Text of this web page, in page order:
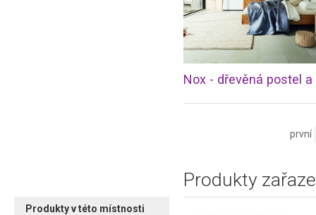
první
Produkty v této místnosti
Produkty